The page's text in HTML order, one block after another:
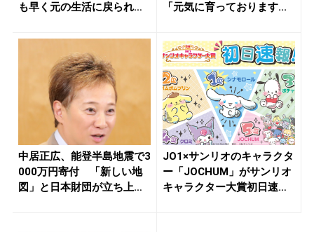
も早く元の生活に戻られる
「元気に育っております...
中居正広、能登半島地震で3
000万円寄付 「新しい地
図」と日本財団が立ち上げ
JO1×サンリオのキャラクタ
ー「JOCHUM」がサンリオ
キャラクター大賞初日速